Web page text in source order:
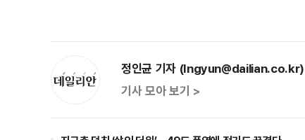
정인균 기자 (Ingyun@dailian.co.kr)
기사 모아 보기 >